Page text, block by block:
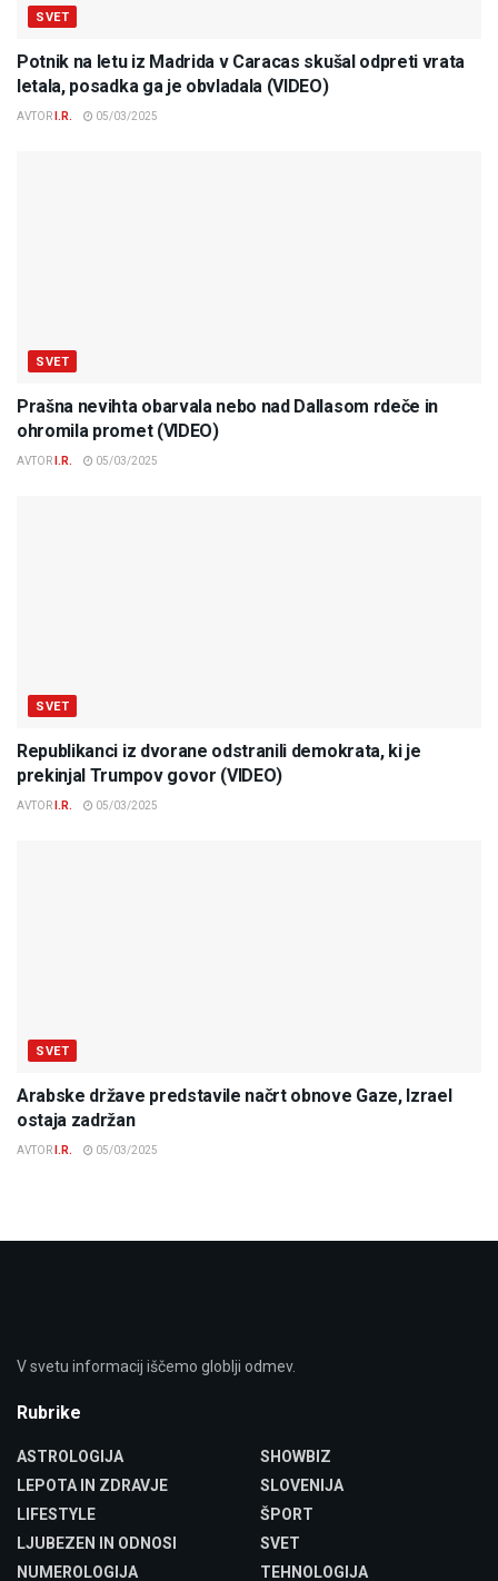
SVET
Potnik na letu iz Madrida v Caracas skušal odpreti vrata
letala, posadka ga je obvladala (VIDEO)
AVTOR I.R. 05/03/2025
SVET
Prašna nevihta obarvala nebo nad Dallasom rdeče in
ohromila promet (VIDEO)
AVTOR I.R. 05/03/2025
SVET
Republikanci iz dvorane odstranili demokrata, ki je
prekinjal Trumpov govor (VIDEO)
AVTOR I.R. 05/03/2025
SVET
Arabske države predstavile načrt obnove Gaze, Izrael
ostaja zadržan
AVTOR I.R. 05/03/2025
V svetu informacij iščemo globlji odmev.
Rubrike
ASTROLOGIJA
LEPOTA IN ZDRAVJE
LIFESTYLE
LJUBEZEN IN ODNOSI
NUMEROLOGIJA
SHOWBIZ
SLOVENIJA
ŠPORT
SVET
TEHNOLOGIJA